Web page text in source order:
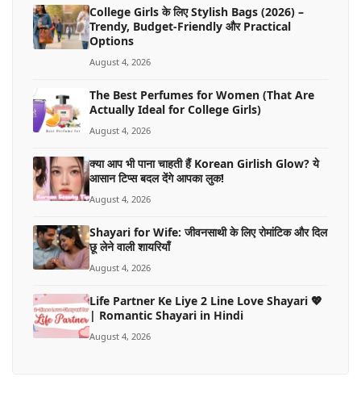
College Girls के लिए Stylish Bags (2026) –
Trendy, Budget-Friendly और Practical
Options
August 4, 2026
The Best Perfumes for Women (That Are
Actually Ideal for College Girls)
August 4, 2026
क्या आप भी पाना चाहती हैं Korean Girlish Glow? ये
आसान टिप्स बदल देंगे आपका लुक!
August 4, 2026
Shayari for Wife: जीवनसाथी के लिए रोमांटिक और दिल
छू लेने वाली शायरियाँ
August 4, 2026
Life Partner Ke Liye 2 Line Love Shayari 💖
| Romantic Shayari in Hindi
August 4, 2026